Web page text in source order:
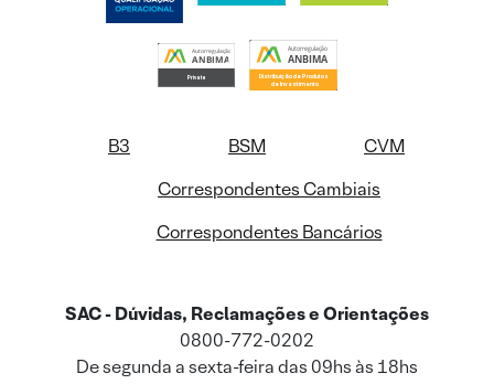
B3 BSM
CVM
Correspondentes Cambiais
Correspondentes Bancários
SAC - Dúvidas, Reclamações e Orientações
0800-772-0202
De segunda a sexta-feira das 09hs às 18hs